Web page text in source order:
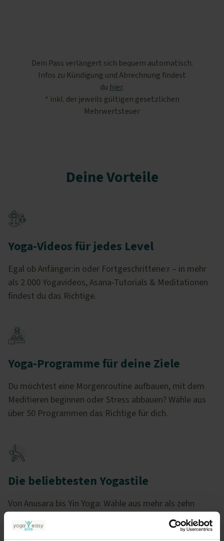
Dein Pass verlängert sich bequem automatisch.
Infos zu Kündigung und Abrechnung findest
du hier.
* inkl. der jeweils gültigen gesetzlichen
Mehrwertsteuer
Deine Vorteile
Yoga-Videos für jedes Level
Egal ob Anfänger:in oder Fortgeschrittene:r – in mehr
als 2.000 Yogavideos, Asana-Tutorials & Meditationen
findest du das Richtige.
Yoga-Programme für deine Ziele
Du möchtest eine Morgenroutine aufbauen, mit dem
Meditieren beginnen oder Stress abbauen? Wähle aus
über 50 Programmen das Richtige für dich.
Die beliebtesten Yogastile
Von Anusara bis Yin Yoga: Wähle aus mehr als zehn